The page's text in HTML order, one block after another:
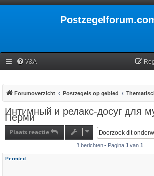
V&A
Forumoverzicht Postzegels op gebied
Интимный и релакс-досуг для
Перми
Plaats reactie
8 berichten • Pagina 1 van 1
Permted